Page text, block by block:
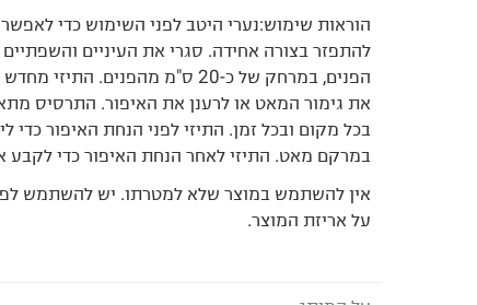
הוראות שימוש:נערי היטב לפני השימוש כדי לאפשר
להתפזר בצורה אחידה. סגרי את העיניים והשפתיים
הפנים, במרחק של כ-20 ס"מ מהפנים.
את גימור המאט או לרענן את האיפור. התרסיס
בכל מקום ובכל זמן. התיזי לפני הנחת האיפור כדי
במרקם מאט. התיזי לאחר הנחת האיפור כדי לקבע
אין להשתמש במוצר שלא למטרתו. יש להשתמש
על אריזת המוצר.